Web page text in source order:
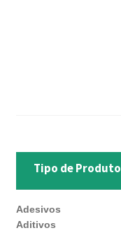
Tipo de Produto
Adesivos
Aditivos